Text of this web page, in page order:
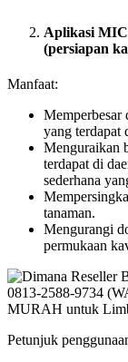
Aplikasi
(persiapan
Manfaat:
Memperbesar
yang terdapat
Menguraikan
terdapat di
sederhana
tanaman.
Mengurangi
permukaan
Petunjuk